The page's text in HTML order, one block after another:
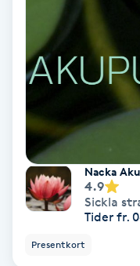
Ansiktsbehandling
Babylights
Balayage
Bambumassage
Barber
Nacka
4.9
Sickla
Tider fr.
Presentkort